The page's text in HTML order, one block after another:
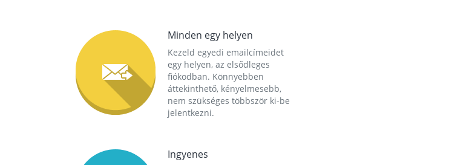
Minden egy helyen
Kezeld egyedi emailcímeidet
egy helyen, az elsődleges
fiókodban. Könnyebben
áttekinthető, kényelmesebb,
nem szükséges többször ki-be
jelentkezni.
Ingyenes